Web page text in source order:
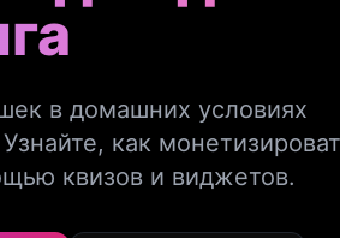
в домашних условиях
как
квизов и виджетов.